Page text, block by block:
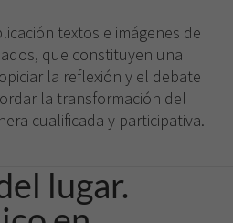
textos e imágenes de
que constituyen una
la reflexión y el debate
la transformación del
cualificada y participativa.
lugar.